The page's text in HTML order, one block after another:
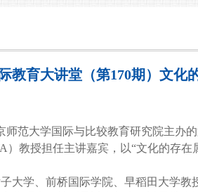
教育大讲堂（第170期）文
师范大学国际与比较教育研究院主办
）教授担任主讲嘉宾，以“文化的存在
大学、前桥国际学院、早稻田大学